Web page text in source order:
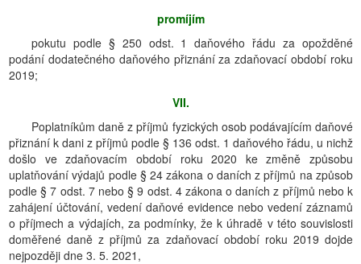
promíjím
pokutu podle § 250 odst. 1 daňového řádu za opožděné
podání dodatečného daňového přiznání za zdaňovací období roku
2019;
VII.
Poplatníkům daně z příjmů fyzických osob podávajícím daňové
přiznání k dani z příjmů podle § 136 odst. 1 daňového řádu, u nichž
došlo ve zdaňovacím období roku 2020 ke změně způsobu
uplatňování výdajů podle § 24 zákona o daních z příjmů na způsob
podle § 7 odst. 7 nebo § 9 odst. 4 zákona o daních z příjmů nebo k
zahájení účtování, vedení daňové evidence nebo vedení záznamů
o příjmech a výdajích, za podmínky, že k úhradě v této souvislosti
doměřené daně z příjmů za zdaňovací období roku 2019 dojde
nejpozději dne 3. 5. 2021,